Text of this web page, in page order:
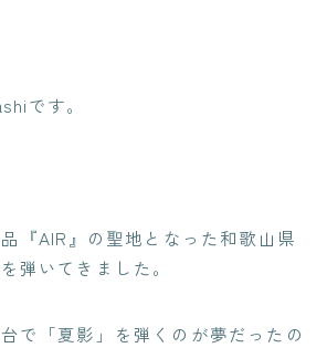
です。
『AIR』の聖地となった和歌山県
弾いてきました。
で「夏影」を弾くのが夢だったの